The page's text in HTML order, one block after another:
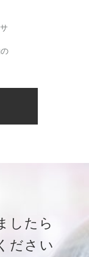
したら
ださい